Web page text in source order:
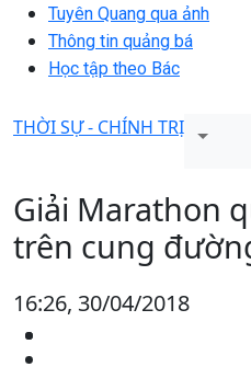
Tuyên Quang qua ảnh
Thông tin quảng bá
Học tập theo Bác
THỜI SỰ - CHÍNH TRỊ
Giải Marathon
trên cung
16:26, 30/04/2018